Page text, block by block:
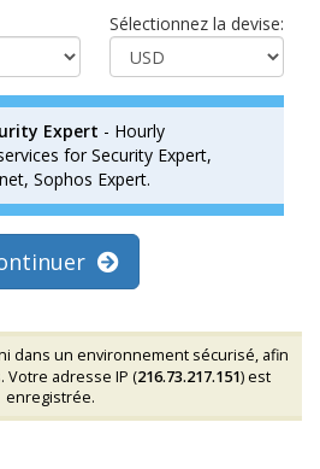
Sélectionnez la devise:
Expert - Hourly
for Security Expert,
Sophos Expert.
dans un environnement sécurisé, afin
Votre adresse IP (216.73.217.151) est
enregistrée.